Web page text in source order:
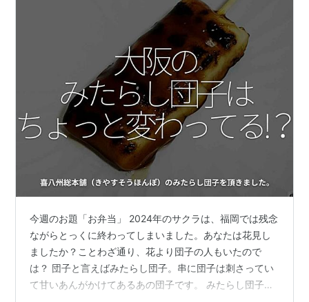
今週のお題「お弁当」 2024年のサクラは、福岡では残念
ながらとっくに終わってしまいました。あなたは花見し
ましたか？ことわざ通り、花より団子の人もいたので
は？ 団子と言えばみたらし団子。串に団子は刺さってい
て甘いあんがかけてあるあの団子です。 みたらし団子